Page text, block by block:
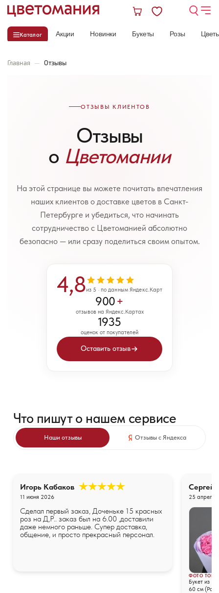
Каталог Акции Новинки Букеты Розы
Главная — Отзывы
ОТЗЫВЫ КЛИЕНТОВ
Отзывы
о Цветомании
На этой странице вы можете почитать впечатления
наших клиентов о доставке цветов в Санкт-
Петербурге и убедиться, что начинать
сотрудничество с Цветоманией абсолютно
безопасно — или сразу поделиться своим опытом.
4,8из 5 · по данным Яндекс.Карт
900+
отзывов на Яндекс.Картах
1935
оценок от покупателей
Оставить отзыв
Что пишут о нашем сервисе
Наши отзывы Отзывы с Яндекса
Игорь Кабаков
11 июня 2026
Сделал первый заказ, Доченьке 15 красных
роз на Д,Р.. заказ был на 6.00 ,доставили
даже немного раньше. Супер доставка,
общение, и просто прекрасный персонал.
Сергей
25 апреля
ФОТО
Букет из
60 см